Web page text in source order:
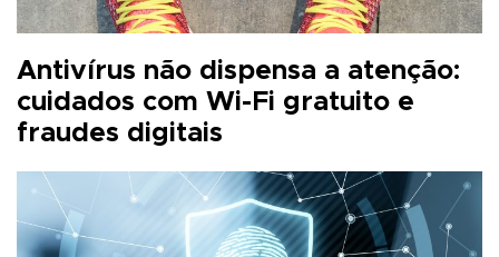
Antivírus não dispensa a atenção:
cuidados com Wi-Fi gratuito e
fraudes digitais